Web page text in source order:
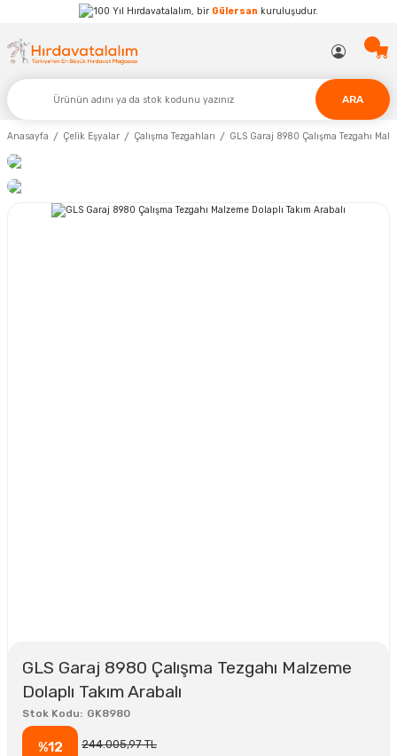
Hırdavatalalım, bir Gülersan kuruluşudur.
ARA
Anasayfa Çelik Eşyalar Çalışma Tezgahları GLS Garaj 8980 Çalışma Tezgahı
GLS Garaj 8980 Çalışma Tezgahı Malzeme
Dolaplı Takım Arabalı
Stok Kodu GK8980
%12 244.005,97 TL